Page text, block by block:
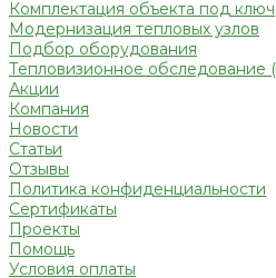
Комплектация объекта под ключ
Модернизация тепловых узлов
Подбор оборудования
Тепловизионное обследование
Акции
Компания
Новости
Статьи
Отзывы
Политика конфиденциальности
Сертификаты
Проекты
Помощь
Условия оплаты